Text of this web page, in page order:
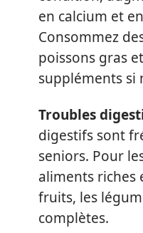
en calcium et
Consommez
poissons gras
suppléments si
Troubles
digestifs sont
seniors. Pour
aliments riches
fruits, les
complètes.